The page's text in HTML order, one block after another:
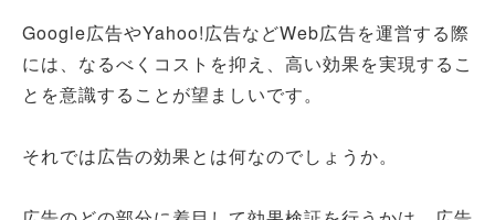
Google広告やYahoo!広告などWeb広告を運営する際
には、なるべくコストを抑え、高い効果を実現するこ
とを意識することが望ましいです。
それでは広告の効果とは何なのでしょうか。